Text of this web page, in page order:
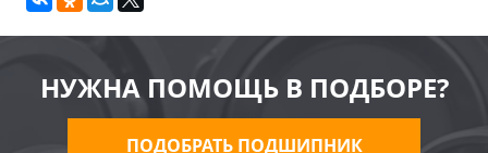
НУЖНА ПОМОЩЬ В ПОДБОРЕ?
ПОДОБРАТЬ ПОДШИПНИК